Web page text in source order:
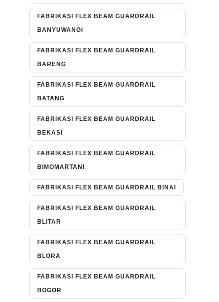
FABRIKASI FLEX BEAM GUARDRAIL
BANYUWANGI
FABRIKASI FLEX BEAM GUARDRAIL
BARENG
FABRIKASI FLEX BEAM GUARDRAIL
BATANG
FABRIKASI FLEX BEAM GUARDRAIL
BEKASI
FABRIKASI FLEX BEAM GUARDRAIL
BIMOMARTANI
FABRIKASI FLEX BEAM GUARDRAIL BINAI
FABRIKASI FLEX BEAM GUARDRAIL
BLITAR
FABRIKASI FLEX BEAM GUARDRAIL
BLORA
FABRIKASI FLEX BEAM GUARDRAIL
BOGOR